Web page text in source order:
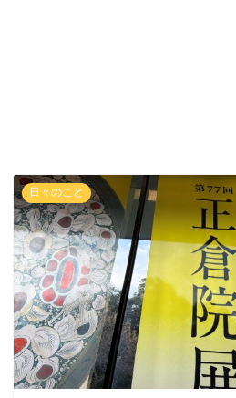
日々のこと